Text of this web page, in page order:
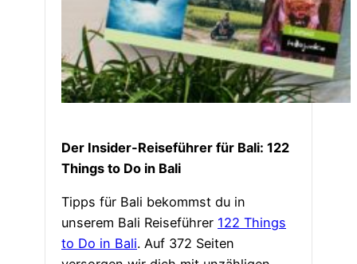
Der Insider-Reiseführer für Bali: 122
Things to Do in Bali
Tipps für Bali bekommst du in
unserem Bali Reiseführer 122 Things
to Do in Bali. Auf 372 Seiten